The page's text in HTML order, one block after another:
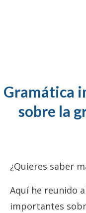
Gramática
sobre la
¿Quieres saber
Aquí he reunido
importantes